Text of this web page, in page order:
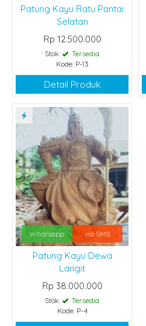
Patung Kayu Ratu Pantai
Selatan
Rp 12.500.000
Stok:
Tersedia
Kode: P-13
Detail Produk
Whatsapp via SMS
Patung Kayu Dewa
Langit
Rp 38.000.000
Stok:
Tersedia
Kode: P-4